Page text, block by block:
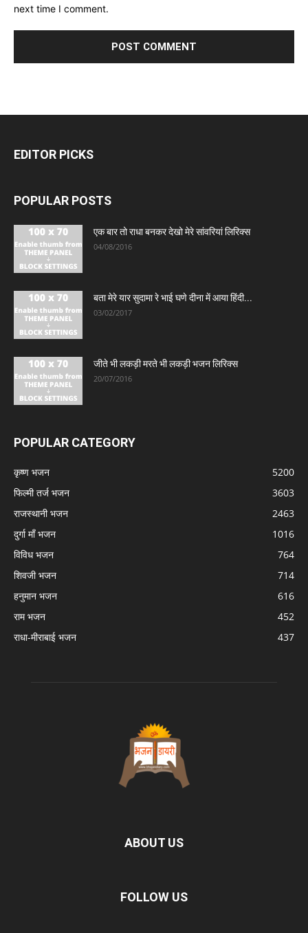
next time I comment.
EDITOR PICKS
POPULAR POSTS
एक बार तो राधा बनकर देखो मेरे सांवरियां लिरिक्स
04/08/2016
बता मेरे यार सुदामा रे भाई घणे दीना में आया हिंदी...
03/02/2017
जीते भी लकड़ी मरते भी लकड़ी भजन लिरिक्स
20/07/2016
POPULAR CATEGORY
कृष्ण भजन
5200
फिल्मी तर्ज भजन
3603
राजस्थानी भजन
2463
दुर्गा माँ भजन
1016
विविध भजन
764
शिवजी भजन
714
हनुमान भजन
616
राम भजन
452
राधा-मीराबाई भजन
437
ABOUT US
FOLLOW US